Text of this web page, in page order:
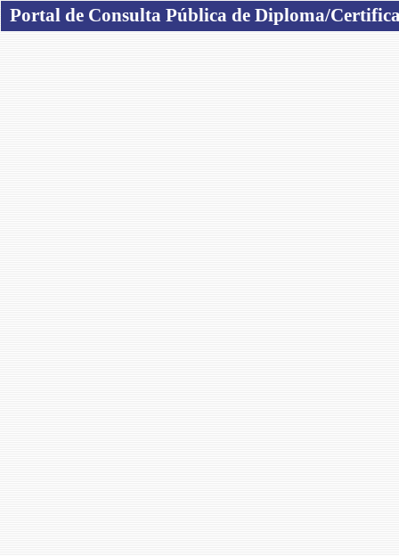
Portal de Consulta Pública de Diploma/